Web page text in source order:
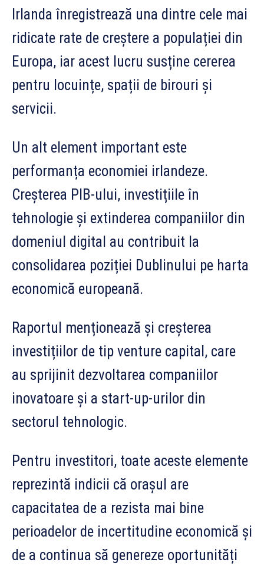
Irlanda înregistrează una dintre cele mai
ridicate rate de creștere a populației din
Europa, iar acest lucru susține cererea
pentru locuințe, spații de birouri și
servicii.
Un alt element important este
performanța economiei irlandeze.
Creșterea PIB-ului, investițiile în
tehnologie și extinderea companiilor din
domeniul digital au contribuit la
consolidarea poziției Dublinului pe harta
economică europeană.
Raportul menționează și creșterea
investițiilor de tip venture capital, care
au sprijinit dezvoltarea companiilor
inovatoare și a start-up-urilor din
sectorul tehnologic.
Pentru investitori, toate aceste elemente
reprezintă indicii că orașul are
capacitatea de a rezista mai bine
perioadelor de incertitudine economică și
de a continua să genereze oportunități